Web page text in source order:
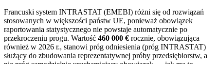
Francuski system INTRASTAT (EMEBI) różni się od rozwiązań
stosowanych w większości państw UE, ponieważ obowiązek
raportowania statystycznego nie powstaje automatycznie po
przekroczeniu progu. Wartość 460 000 € rocznie, obowiązująca
również w 2026 r., stanowi próg odniesienia (próg INTRASTAT)
służący do zbudowania reprezentatywnej próby przedsiębiorstw, a